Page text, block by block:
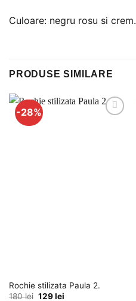
Culoare: negru rosu si crem.
PRODUSE SIMILARE
-28%
Rochie stilizata Paula 2.
180lei Prețul
129leiPrețul